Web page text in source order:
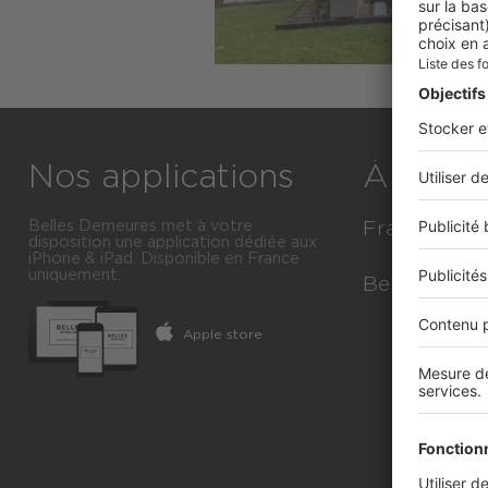
Nos applications
Belles Demeures met à votre
disposition une application dédiée aux
iPhone & iPad. Disponible en France
uniquement.
Apple store
À
France
Immobilier
Toutes les
Tous les
Belgique
Immobilier
Toutes les
Tous les